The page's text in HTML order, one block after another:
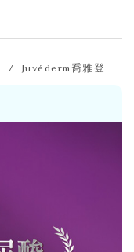
Juvéderm喬雅登